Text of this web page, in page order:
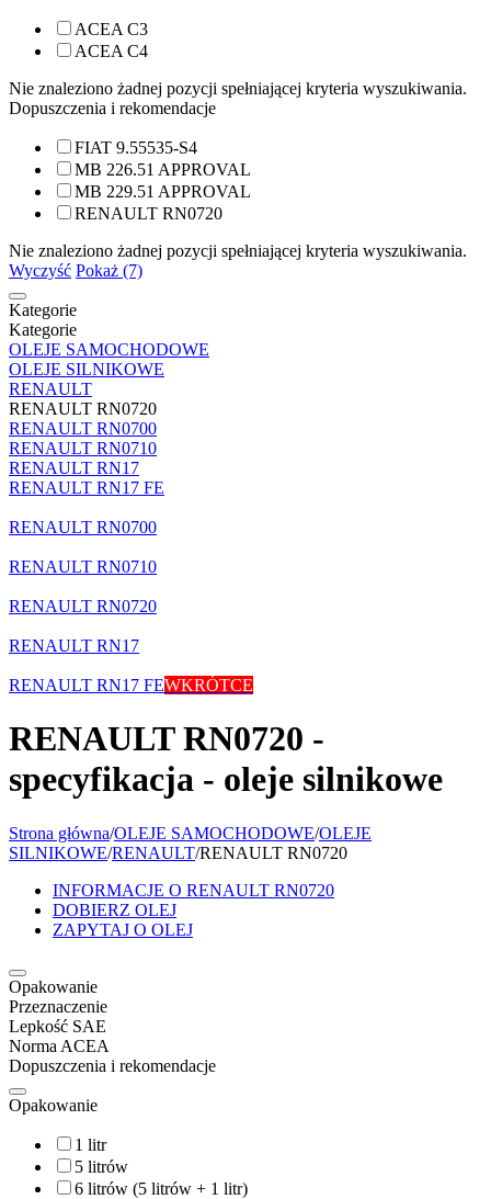
ACEA C3
ACEA C4
Nie znaleziono żadnej pozycji spełniającej kryteria wyszukiwania.
Dopuszczenia i rekomendacje
FIAT 9.55535-S4
MB 226.51 APPROVAL
MB 229.51 APPROVAL
RENAULT RN0720
Nie znaleziono żadnej pozycji spełniającej kryteria wyszukiwania.
Wyczyść Pokaż (7)
Kategorie
Kategorie
OLEJE SAMOCHODOWE
OLEJE SILNIKOWE
RENAULT
RENAULT RN0720
RENAULT RN0700
RENAULT RN0710
RENAULT RN17
RENAULT RN17 FE
RENAULT RN0700
RENAULT RN0710
RENAULT RN0720
RENAULT RN17
RENAULT RN17 FEWKRÓTCE
RENAULT RN0720 -
specyfikacja - oleje silnikowe
Strona główna/OLEJE SAMOCHODOWE/OLEJE
SILNIKOWE/RENAULT/RENAULT RN0720
INFORMACJE O RENAULT RN0720
DOBIERZ OLEJ
ZAPYTAJ O OLEJ
Opakowanie
Przeznaczenie
Lepkość SAE
Norma ACEA
Dopuszczenia i rekomendacje
Opakowanie
1 litr
5 litrów
6 litrów (5 litrów + 1 litr)